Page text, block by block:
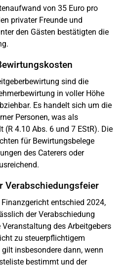
von 35 Euro pro
privater Freunde und
den Gästen bestätigten die
sind die
in voller Höhe
Es handelt sich um die
Personen, was als
(R 4.10 Abs. 6 und 7 EStR). Die
für Bewirtungsbelege
des Caterers oder
Verabschiedungsfeier
entschied 2024,
der Verabschiedung
des Arbeitgebers
zu steuerpflichtigem
insbesondere dann, wenn
bestimmt und der